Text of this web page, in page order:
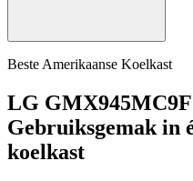
Beste Amerikaanse Koelkast
LG
Gebruiksgemak in
koelkast